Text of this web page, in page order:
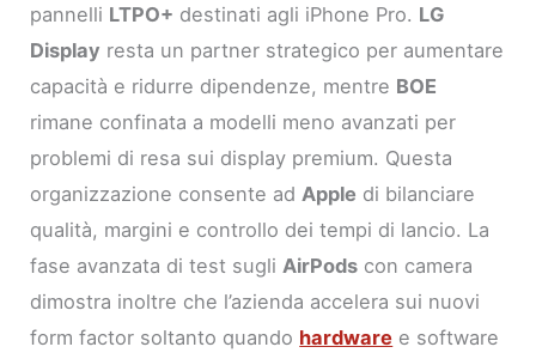
pannelli LTPO+ destinati agli iPhone Pro. LG
Display resta un partner strategico per aumentare
capacità e ridurre dipendenze, mentre BOE
rimane confinata a modelli meno avanzati per
problemi di resa sui display premium. Questa
organizzazione consente ad Apple di bilanciare
qualità, margini e controllo dei tempi di lancio. La
fase avanzata di test sugli AirPods con camera
dimostra inoltre che l’azienda accelera sui nuovi
form factor soltanto quando hardware e software